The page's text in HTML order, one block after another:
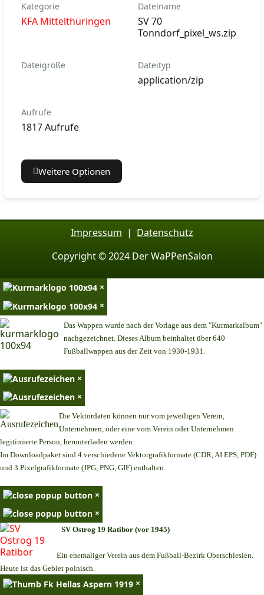
Kategorie
KFA Mittelthüringen
Dateiname
SV 70
Tonndorf_pixel_ws.zip
Dateigröße Dateityp
application/zip
Aufrufe
1817 Aufrufe
Weitere Optionen
Impressum | Datenschutz
Copyright © 2024 Der WaPPenSalon
×
×
Das Wappen wurde nach der Vorlage aus dem "Kurmarkalbum"
nachgezeichnet. Dieses Album beinhaltet über 640
Fußballwappen aus der Zeit von 1930-1931.
×
×
Die Vektordaten können nur vom jeweiligen Verein,
Unternehmen, oder eine vom Verein oder Unternehmen
legitimierte Person, herunterladen werden.
Im Downloadpaket sind 4 verschiedene Vektorgrafikformate (CDR, AI EPS, PDF)
und 3 Pixelgrafikformate (JPG, PNG, GIF) enthalten.
×
×
SV Ostrog 19 Ratibor (vor 1945)
Ein ehemaliger Verein aus dem Fußball-Bezirk Oberschlesien.
Heute ist das Gebiet polnisch.
×